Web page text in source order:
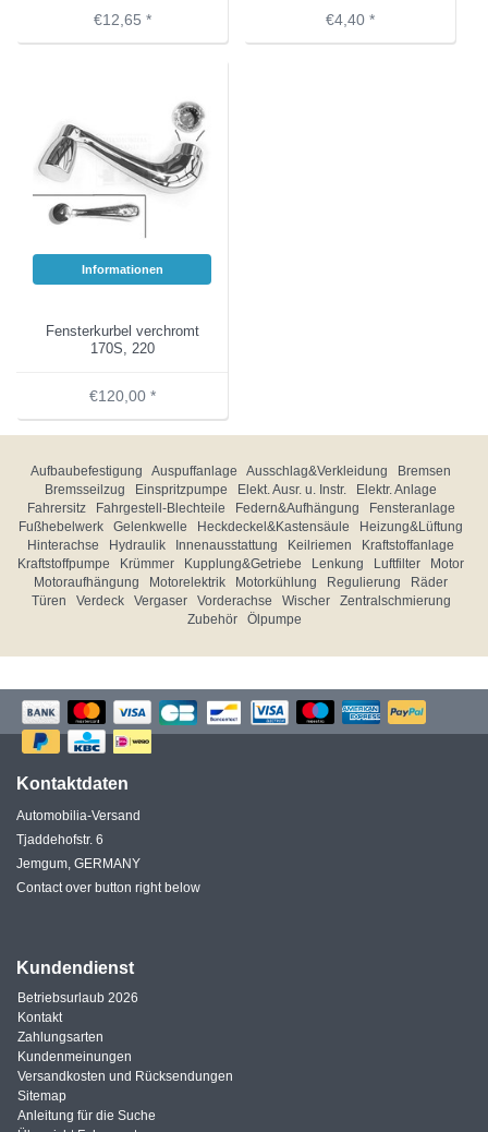
€12,65 * €4,40 *
Informationen
Fensterkurbel verchromt
170S, 220
€120,00 *
Aufbaubefestigung Auspuffanlage Ausschlag&Verkleidung
Bremsen
Bremsseilzug
Einspritzpumpe Elekt. Ausr. u. Instr.
Elektr. Anlage
Fahrersitz
Fahrgestell-Blechteile Federn&Aufhängung
Fensteranlage
Fußhebelwerk
Gelenkwelle Heckdeckel&Kastensäule
Heizung&Lüftung
Hinterachse
Hydraulik Innenausstattung Keilriemen
Kraftstoffanlage
Kraftstoffpumpe
Krümmer Kupplung&Getriebe Lenkung Luftfilter
Motor
Motoraufhängung
Motorelektrik Motorkühlung Regulierung
Räder
Türen
Verdeck Vergaser Vorderachse Wischer
Zentralschmierung
Zubehör
Ölpumpe
Kontaktdaten
Automobilia-Versand
Tjaddehofstr. 6
Jemgum, GERMANY
Contact over button right below
Kundendienst
Betriebsurlaub 2026
Kontakt
Zahlungsarten
Kundenmeinungen
Versandkosten und Rücksendungen
Sitemap
Anleitung für die Suche